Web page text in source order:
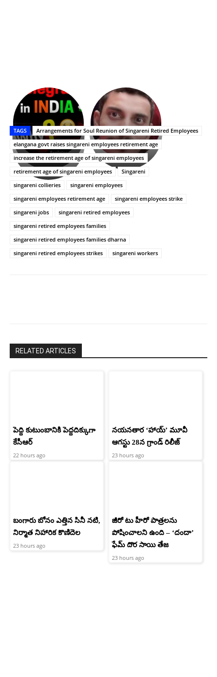
భగవంతుని
ప్రసాదం
తీర్థం..తులసీదళం
లేకుండా
అసంపూర్ణం
కేజీఎఫ్
సినిమాతో
పాన్
ఇండియా
స్టార్
హీరోయిన్‏గా
శ్రీనిధి
శెట్టి.
Upasana:
భర్తపై
రివెంజ్
తీర్చుకున్న
ఉపాసన..
పాపం
రామ్
చరణ్
TAGS
Arrangements for Soul Reunion of Singareni Retired Employees
elangana govt raises singareni employees retirement age
increase the retirement age of singareni employees
retirement age of singareni employees
Singareni
singareni collieries
singareni employees
singareni employees retirement age
singareni employees strike
singareni jobs
singareni retired employees
singareni retired employees families
singareni retired employees families dharna
singareni retired employees strikes
singareni workers
RELATED ARTICLES
పెద్ది కుటుంబానికి పెద్దదిక్కుగా
కేసీఆర్
22 hours ago
నయనతార ‘హాయ్’ మూవీ
ఆగస్టు 28న గ్రాండ్ రిలీజ్
23 hours ago
బంగారు బోనం ఎత్తిన సినీ నటి,
నిర్మాత నిహారిక కొణిదెల
23 hours ago
జీరో టు హీరో పాత్రలను
పోషించాలని ఉంది – ‘దందా’
ఫేమ్ దొర సాయి తేజ
23 hours ago